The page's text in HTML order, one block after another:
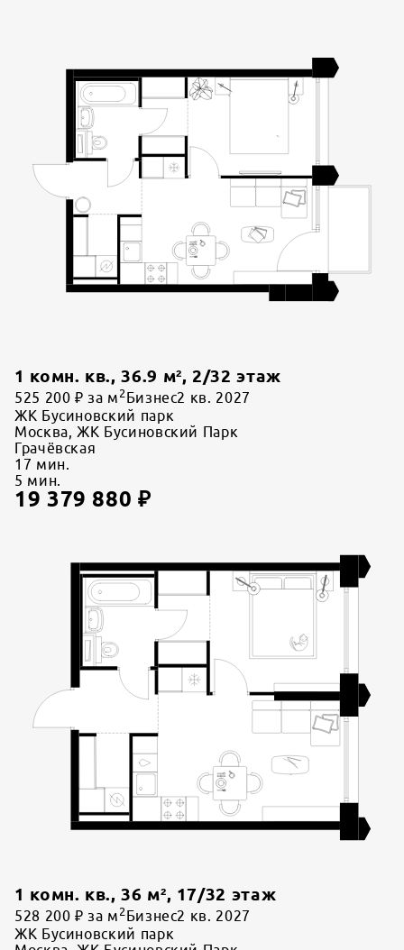
1 комн. кв., 36.9 м²,2/32 этаж
525 200 ₽ за м 2 Бизнес2 кв. 2027
ЖК Бусиновский парк
Москва, ЖК Бусиновский Парк
Грачёвская
17 мин.
5 мин.
19 379 880 ₽
1 комн. кв., 36 м², 17/32 этаж
528 200 ₽ за м 2 Бизнес2 кв. 2027
ЖК Бусиновский парк